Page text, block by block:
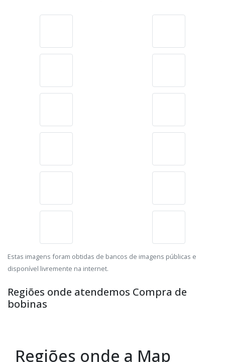
Estas imagens foram obtidas de bancos de imagens públicas e
disponível livremente na internet.
Regiões onde atendemos Compra de
bobinas
Regiões onde a Map